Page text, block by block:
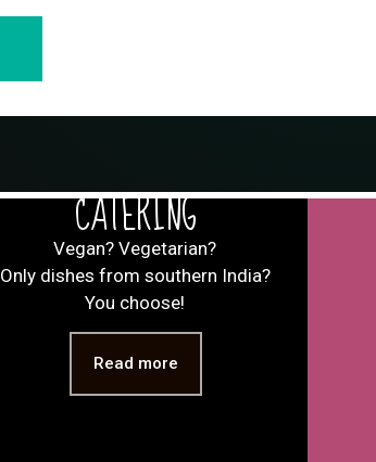
CATERING
Vegan? Vegetarian?
Only dishes from southern India?
You choose!
Read more